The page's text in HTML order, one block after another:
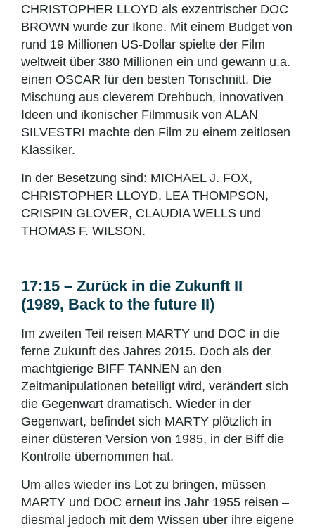
CHRISTOPHER LLOYD als exzentrischer DOC
BROWN wurde zur Ikone. Mit einem Budget von
rund 19 Millionen US-Dollar spielte der Film
weltweit über 380 Millionen ein und gewann u.a.
einen OSCAR für den besten Tonschnitt. Die
Mischung aus cleverem Drehbuch, innovativen
Ideen und ikonischer Filmmusik von ALAN
SILVESTRI machte den Film zu einem zeitlosen
Klassiker.
In der Besetzung sind: MICHAEL J. FOX,
CHRISTOPHER LLOYD, LEA THOMPSON,
CRISPIN GLOVER, CLAUDIA WELLS und
THOMAS F. WILSON.
17:15 – Zurück in die Zukunft II
(1989, Back to the future II)
Im zweiten Teil reisen MARTY und DOC in die
ferne Zukunft des Jahres 2015. Doch als der
machtgierige BIFF TANNEN an den
Zeitmanipulationen beteiligt wird, verändert sich
die Gegenwart dramatisch. Wieder in der
Gegenwart, befindet sich MARTY plötzlich in
einer düsteren Version von 1985, in der Biff die
Kontrolle übernommen hat.
Um alles wieder ins Lot zu bringen, müssen
MARTY und DOC erneut ins Jahr 1955 reisen –
diesmal jedoch mit dem Wissen über ihre eigene